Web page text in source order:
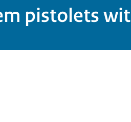
pistolets wit